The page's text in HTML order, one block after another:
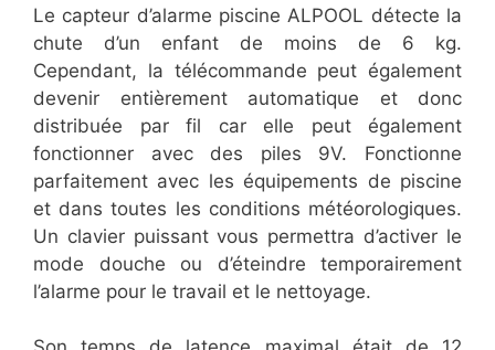
Le capteur d’alarme piscine ALPOOL détecte la
chute d’un enfant de moins de 6 kg.
Cependant, la télécommande peut également
devenir entièrement automatique et donc
distribuée par fil car elle peut également
fonctionner avec des piles 9V. Fonctionne
parfaitement avec les équipements de piscine
et dans toutes les conditions météorologiques.
Un clavier puissant vous permettra d’activer le
mode douche ou d’éteindre temporairement
l’alarme pour le travail et le nettoyage.